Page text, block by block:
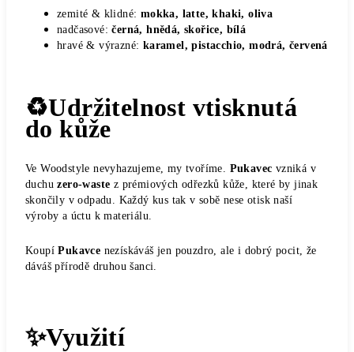
zemité & klidné: mokka, latte, khaki, oliva
nadčasové: černá, hnědá, skořice, bílá
hravé & výrazné: karamel, pistacchio, modrá, červená
♻️Udržitelnost vtisknutá
do kůže
Ve Woodstyle nevyhazujeme, my tvoříme. Pukavec vzniká v
duchuzero-waste z prémiových odřezků kůže, které by jinak
skončily v odpadu. Každý kus tak v sobě nese otisk naší
výroby a úctu k materiálu.
KoupíPukavce nezískáváš jen pouzdro, ale i dobrý pocit, že
dáváš přírodě druhou šanci.
✨Využití